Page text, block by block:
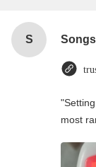
S
most